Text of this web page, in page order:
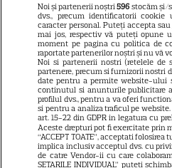
13
Scott
și fiică
apare
NETFLIX
Noi și partenerii noștri596 stocăm și/
dvs., precum identificatorii cookie
caracter personal. Puteți accepta
mai jos, respectiv vă puteți opune
moment pe pagina cu politica de
raportate partenerilor noștri și nu vă
Noi si partenerii nostri (retelele de
partenere, precum si furnizorii nostri
date pentru a permite website-ului
continutul si anunturile publicitare
profilul dvs., pentru a va oferi
si pentru a analiza traficul pe
art. 15-22 din GDPR in legatura cu
Aceste drepturi pot fi exercitate prin
“ACCEPT TOATE”, acceptati
implica inclusiv acceptul dvs. cu
de catre Vendor-ii cu care
SETARILE INDIVIDUAL” puteti